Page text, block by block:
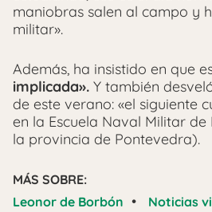
maniobras salen al campo y
militar».
Además, ha insistido en que
implicada». Y también
de este verano: «el siguiente
en la Escuela Naval Militar
la provincia de Pontevedra).
MÁS SOBRE:
Leonor de Borbón • Noticias